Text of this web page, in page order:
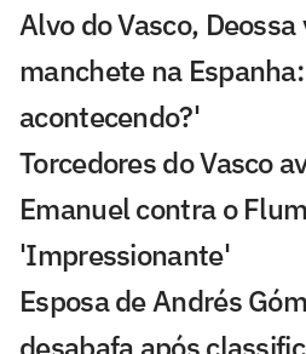
Alvo do Vasco,
manchete na
acontecendo?'
Torcedores do Vasco
Emanuel contra o
'Impressionante'
Esposa de Andrés